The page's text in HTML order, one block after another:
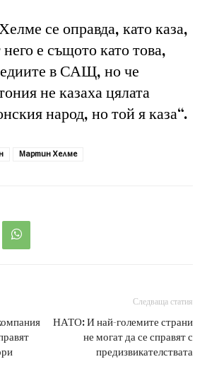
се оправда, като каза,
е същото като това,
в САЩ, но че
не казаха цялата
народ, но той я каза“.
Мартин Хелме
Следваща статия
НАТО: И най-големите страни
не могат да се справят с
предизвикателствата